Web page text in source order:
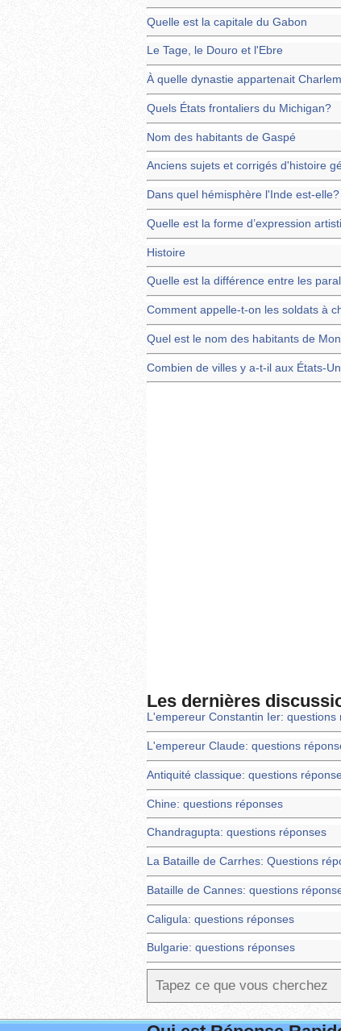
Quelle est la capitale du Gabon
Le Tage, le Douro et l'Ebre
À quelle dynastie appartenait
Quels États frontaliers du Michigan?
Nom des habitants de Gaspé
Anciens sujets et corrigés d'histoire
Dans quel hémisphère l'Inde est-elle?
Quelle est la forme d’expression
Histoire
Quelle est la différence entre les
Comment appelle-t-on les soldats à
Quel est le nom des habitants de
Combien de villes y a-t-il aux États-
Les dernières
L'empereur Constantin Ier: questions
L'empereur Claude: questions
Antiquité classique: questions
Chine: questions réponses
Chandragupta: questions réponses
La Bataille de Carrhes: Questions
Bataille de Cannes: questions
Caligula: questions réponses
Bulgarie: questions réponses